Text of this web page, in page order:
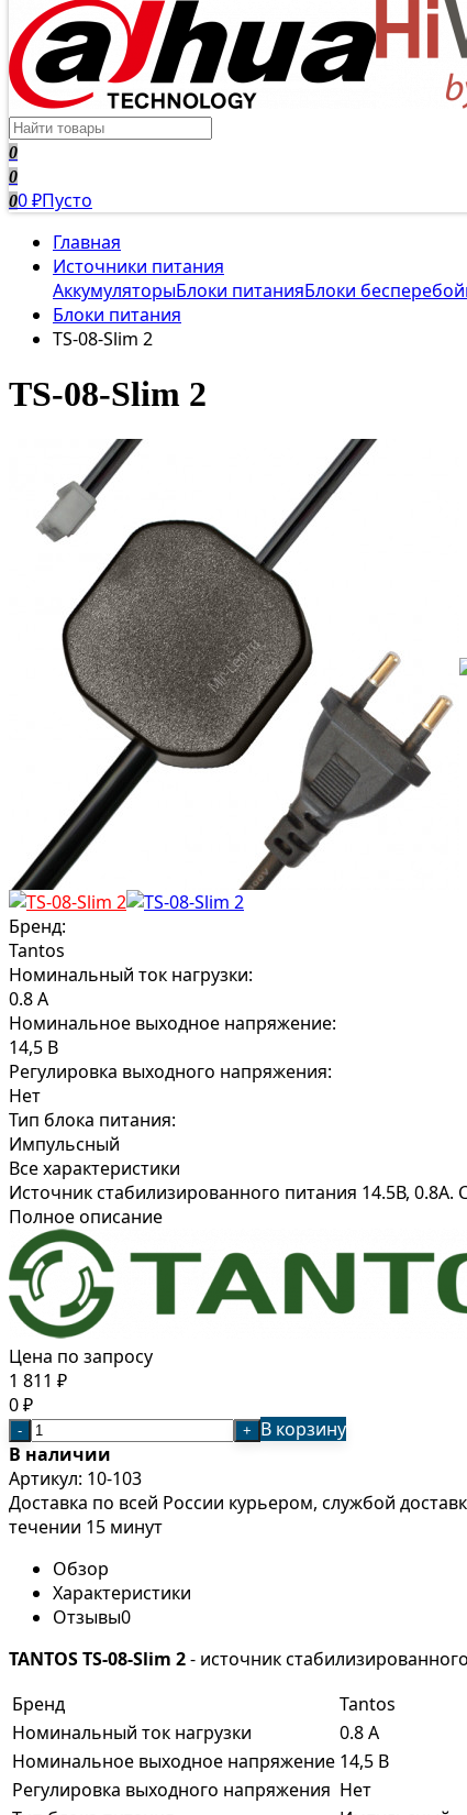
0
0
00 ₽Пусто
Главная
Источники питания
АккумуляторыБлоки питанияБлоки
Блоки питания
TS-08-Slim 2
TS-08-Slim 2
Бренд:
Tantos
Номинальный ток нагрузки:
0.8 А
Номинальное выходное напряжение:
14,5 В
Регулировка выходного напряжения:
Нет
Тип блока питания:
Импульсный
Все характеристики
Источник стабилизированного питания 14.5В,
Полное описание
Цена по запросу
1 811 ₽
0 ₽
- +
В корзину
В наличии
Артикул: 10-103
Доставка по всей России курьером, службой
течении 15 минут
Обзор
Характеристики
Отзывы0
TANTOS TS-08-Slim 2- источник
Бренд
Tantos
Номинальный ток нагрузки
0.8 А
Номинальное выходное напряжение 14,5 В
Регулировка выходного напряжения Нет